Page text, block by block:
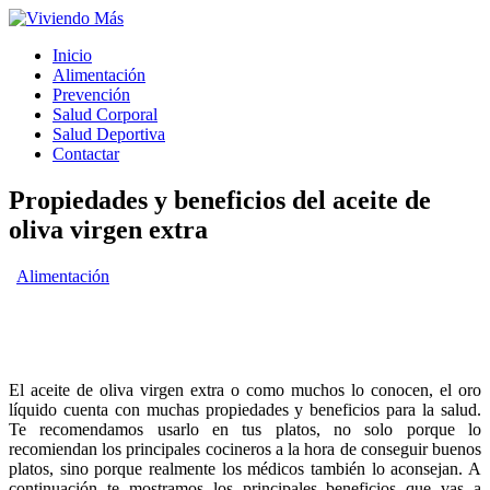
Inicio
Alimentación
Prevención
Salud Corporal
Salud Deportiva
Contactar
Propiedades y beneficios del aceite de
oliva virgen extra
Alimentación
El aceite de oliva virgen extra o como muchos lo conocen, el oro
líquido cuenta con muchas propiedades y beneficios para la salud.
Te recomendamos usarlo en tus platos, no solo porque lo
recomiendan los principales cocineros a la hora de conseguir buenos
platos, sino porque realmente los médicos también lo aconsejan. A